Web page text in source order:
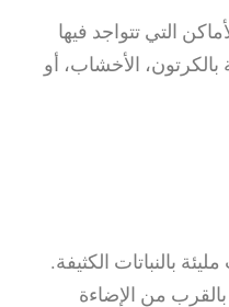
التي تتواجد فيها
بالكرتون، الأخشاب، أو
بالنباتات الكثيفة.
من الإضاءة